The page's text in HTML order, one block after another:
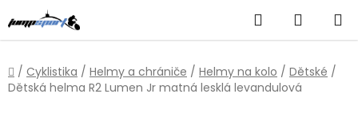
na
obsah
Hledat
KOŠÍK
Domů
/ Cyklistika / Helmy a chrániče / Helmy na kolo / Dětské /
Dětská helma R2 Lumen Jr matná lesklá levandulová